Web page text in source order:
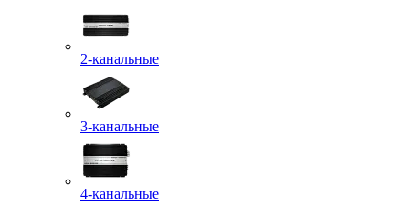
2-канальные
3-канальные
4-канальные